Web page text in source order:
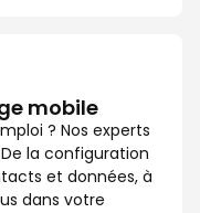
mobile
? Nos experts
la configuration
et données, à
dans votre